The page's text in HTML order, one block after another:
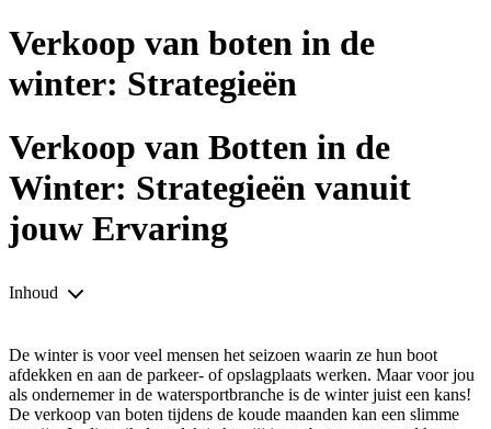
Verkoop van boten in de
winter: Strategieën
Verkoop van Botten in de
Winter: Strategieën vanuit
jouw Ervaring
Inhoud
De winter is voor veel mensen het seizoen waarin ze hun boot
afdekken en aan de parkeer- of opslagplaats werken. Maar voor jou
als ondernemer in de watersportbranche is de winter juist een kans!
De verkoop van boten tijdens de koude maanden kan een slimme